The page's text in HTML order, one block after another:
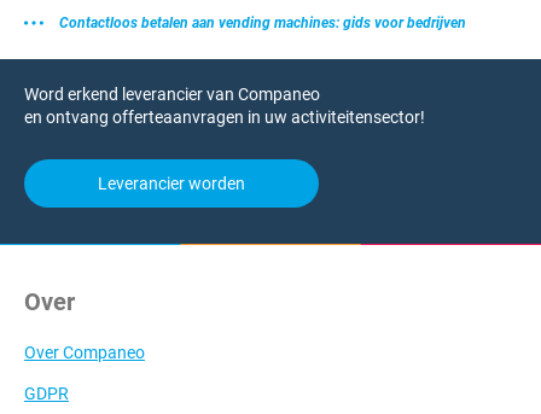
Contactloos betalen aan vending machines: gids voor bedrijven
Word erkend leverancier van Companeo
en ontvang offerteaanvragen in uw activiteitensector!
Leverancier worden
Over
Over Companeo
GDPR